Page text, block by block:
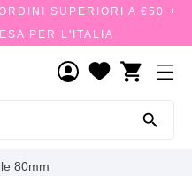
SUPERIORI A €50 +
PER L'ITALIA
shopping_cart

80mm